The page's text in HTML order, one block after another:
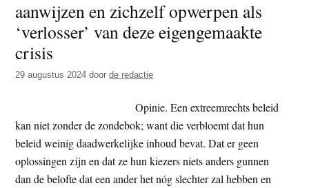
t
e
e
s
i
t
aanwijzen en zichzelf opwerpen als
‘verlosser’ van deze eigengemaakte
crisis
29 augustus 2024 doorde redactie
Opinie. Een extreemrechts beleid
kan niet zonder de zondebok; want die verbloemt dat hun
beleid weinig daadwerkelijke inhoud bevat. Dat er geen
oplossingen zijn en dat ze hun kiezers niets anders gunnen
dan de belofte dat een ander het nóg slechter zal hebben en